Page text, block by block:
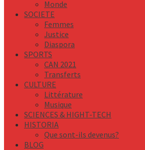
Monde
SOCIETE
Femmes
Justice
Diaspora
SPORTS
CAN 2021
Transferts
CULTURE
Littérature
Musique
SCIENCES & HIGHT-TECH
HISTORIA
Que sont-ils devenus?
BLOG